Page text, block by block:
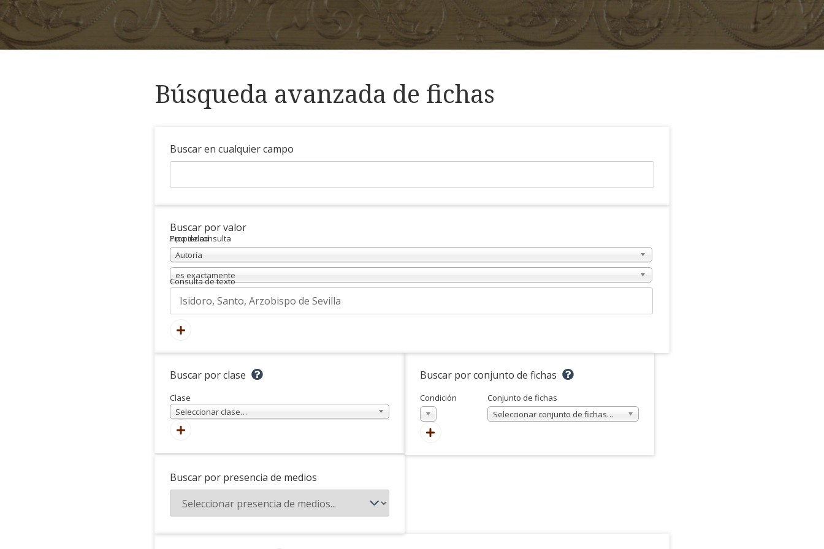
Búsqueda avanzada de fichas
Buscar en cualquier campo
Buscar por valor
Propiedad
Autoría
Tipo de consulta
es exactamente
Consulta de texto
Buscar por clase
Clase
Seleccionar clase…
Buscar por conjunto de fichas
Condición
En
Conjunto de fichas
Seleccionar conjunto de fichas…
Buscar por presencia de medios